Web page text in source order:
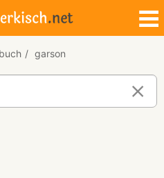
garson